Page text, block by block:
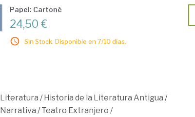
Papel: Cartoné
24,50 €
Sin Stock. Disponible en 7/10 días.
Literatura /Historia de la Literatura Antigua /
Narrativa /Teatro Extranjero /